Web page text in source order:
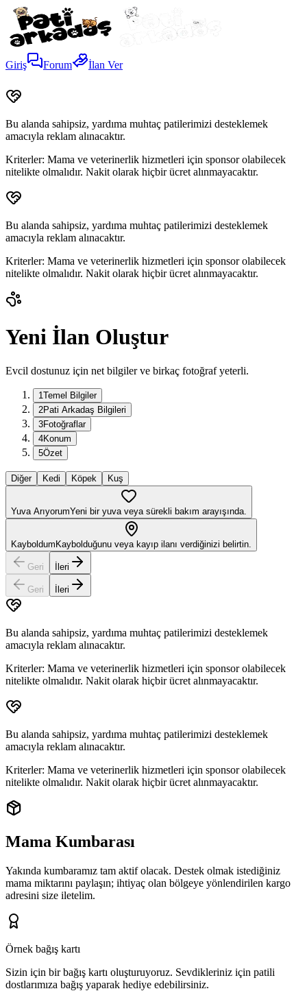
Giriş Forum İlan Ver
Bu alanda sahipsiz, yardıma muhtaç patilerimizi desteklemek
amacıyla reklam alınacaktır.
Kriterler: Mama ve veterinerlik hizmetleri için sponsor olabilecek
nitelikte olmalıdır. Nakit olarak hiçbir ücret alınmayacaktır.
Bu alanda sahipsiz, yardıma muhtaç patilerimizi desteklemek
amacıyla reklam alınacaktır.
Kriterler: Mama ve veterinerlik hizmetleri için sponsor olabilecek
nitelikte olmalıdır. Nakit olarak hiçbir ücret alınmayacaktır.
Yeni İlan Oluştur
Evcil dostunuz için net bilgiler ve birkaç fotoğraf yeterli.
1 Temel Bilgiler
2Pati Arkadaş Bilgileri
3Fotoğraflar
4Konum
5Özet
Diğer Kedi Köpek Kuş
Yuva ArıyorumYeni bir yuva veya sürekli bakım arayışında.
Kayboldum Kaybolduğunu veya kayıp ilanı verdiğinizi belirtin.
Geri İleri
Geri İleri
Bu alanda sahipsiz, yardıma muhtaç patilerimizi desteklemek
amacıyla reklam alınacaktır.
Kriterler: Mama ve veterinerlik hizmetleri için sponsor olabilecek
nitelikte olmalıdır. Nakit olarak hiçbir ücret alınmayacaktır.
Bu alanda sahipsiz, yardıma muhtaç patilerimizi desteklemek
amacıyla reklam alınacaktır.
Kriterler: Mama ve veterinerlik hizmetleri için sponsor olabilecek
nitelikte olmalıdır. Nakit olarak hiçbir ücret alınmayacaktır.
Mama Kumbarası
Yakında kumbaramız tam aktif olacak. Destek olmak istediğiniz
mama miktarını paylaşın; ihtiyaç olan bölgeye yönlendirilen kargo
adresini size iletelim.
Örnek bağış kartı
Sizin için bir bağış kartı oluşturuyoruz. Sevdikleriniz için patili
dostlarımıza bağış yaparak hediye edebilirsiniz.